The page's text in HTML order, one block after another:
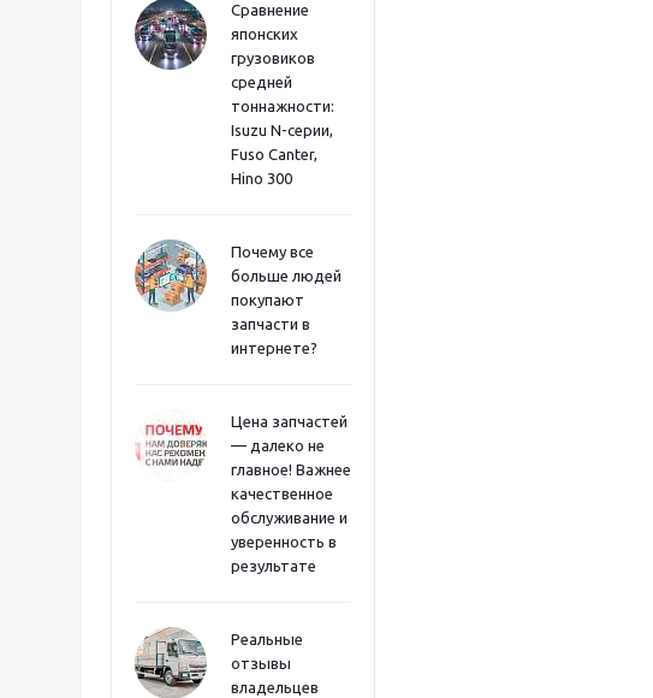
Сравнение
японских
грузовиков
средней
тоннажности:
Isuzu N-серии,
Fuso Canter,
Hino 300
Почему все
больше людей
покупают
запчасти в
интернете?
Цена запчастей
— далеко не
главное! Важнее
качественное
обслуживание и
уверенность в
результате
Реальные
отзывы
владельцев